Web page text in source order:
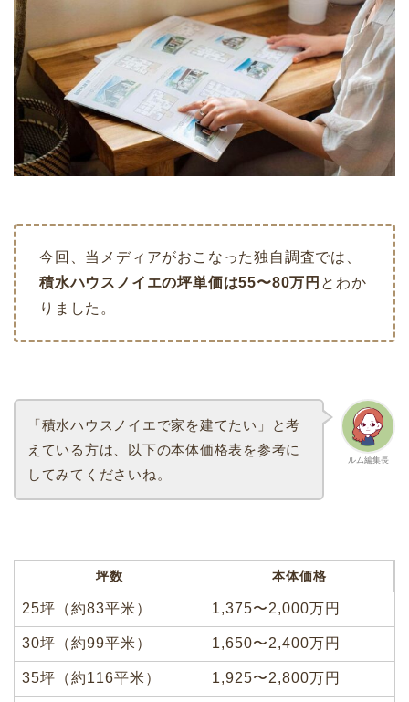
今回、当メディアがおこなった独自調査では、
積水ハウスノイエの坪単価は55〜80万円 とわか
りました。
ルム編集長
「積水ハウスノイエで家を建てたい」と考
えている方は、以下の本体価格表を参考に
してみてくださいね。
坪数 本体価格
25坪（約83平米） 1,375〜2,000万円
30坪（約99平米） 1,650〜2,400万円
35坪（約116平米） 1,925〜2,800万円